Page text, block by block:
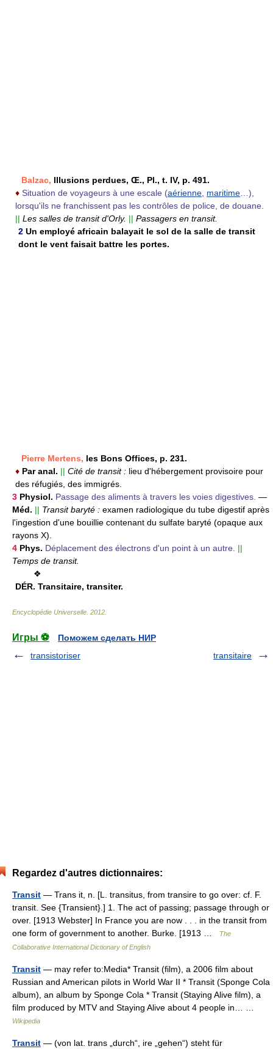
Balzac, Illusions perdues, Œ., Pl., t. IV, p. 491.
♦ Situation de voyageurs à une escale (aérienne, maritime…),
lorsqu'ils ne franchissent pas les contrôles de police, de douane.
|| Les salles de transit d'Orly. || Passagers en transit.
2 Un employé africain balayait le sol de la salle de transit
dont le vent faisait battre les portes.
Pierre Mertens, les Bons Offices, p. 231.
♦ Par anal. || Cité de transit : lieu d'hébergement provisoire pour
des réfugiés, des immigrés.
3 Physiol. Passage des aliments à travers les voies digestives. —
Méd. || Transit baryté : examen radiologique du tube digestif après
l'ingestion d'une bouillie contenant du sulfate baryté (opaque aux
rayons X).
4 Phys. Déplacement des électrons d'un point à un autre. ||
Temps de transit.
❖
DÉR. Transitaire, transiter.
Encyclopédie Universelle 2012
Игры ⚽
Поможем сделать НИР
transistoriser
transitaire
Regardez d'autres dictionnaires:
Transit — Trans it, n. [L. transitus, from transire to go over: cf. F.
transit. See {Transient}.] 1. The act of passing; passage through or
over. [1913 Webster] In France you are now . . . in the transit from
one form of government to another. Burke. [1913 …
The
Collaborative International Dictionary of English
Transit — may refer to:Media* Transit (film), a 2006 film about
Russian and American pilots in World War II * Transit (Sponge Cola
album), an album by Sponge Cola * Transit (Staying Alive film), a
film produced by MTV and Staying Alive about 4 people in… …
Wikipedia
Transit — (von lat. trans „durch“, ire „gehen“) steht für